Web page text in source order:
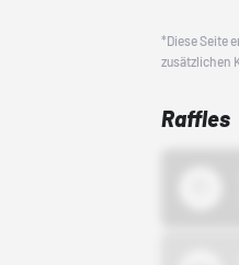
*Diese Seite
zusätzlichen
Raffles